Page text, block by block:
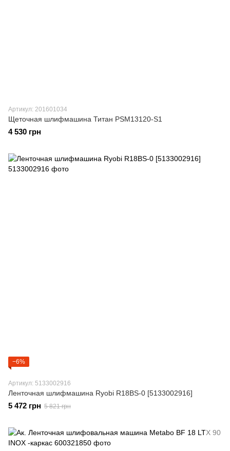
Артикул: 201601034
Щеточная шлифмашина Титан PSM13120-S1
4 530 грн
−6%
Артикул: 5133002916
Ленточная шлифмашина Ryobi R18BS-0 [5133002916]
5 472 грн 5 821 грн